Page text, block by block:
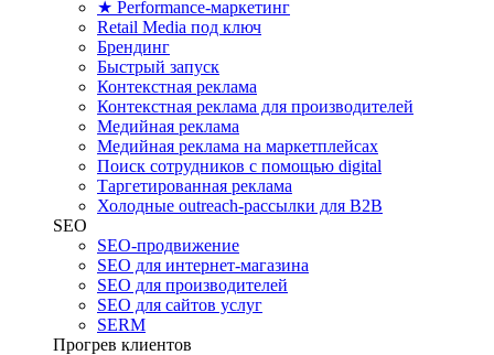
★ Performance-маркетинг
Retail Media под ключ
Брендинг
Быстрый запуск
Контекстная реклама
Контекстная реклама для производителей
Медийная реклама
Медийная реклама на маркетплейсах
Поиск сотрудников с помощью digital
Таргетированная реклама
Холодные outreach-рассылки для B2B
SEO
SEO-продвижение
SEO для интернет-магазина
SEO для производителей
SEO для сайтов услуг
SERM
Прогрев клиентов